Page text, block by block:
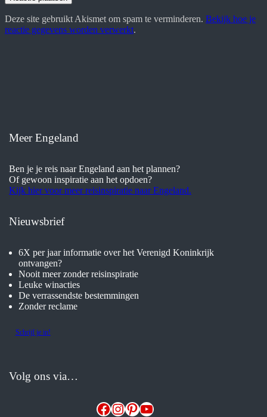
Deze site gebruikt Akismet om spam te verminderen. Bekijk hoe je
reactie gegevens worden verwerkt.
Meer Engeland
Ben je je reis naar Engeland aan het plannen?
Of gewoon inspiratie aan het opdoen?
Kijk hier voor meer reisinspiratie naar Engeland.
Nieuwsbrief
6X per jaar informatie over het Verenigd Koninkrijk
ontvangen?
Nooit meer zonder reisinspiratie
Leuke winacties
De verrassendste bestemmingen
Zonder reclame
Schrijf je in!
Volg ons via…
Facebook
Instagram
Pinterest
YouTube